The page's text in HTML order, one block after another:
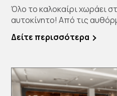
Όλο το καλοκαίρι χωράει
αυτοκίνητο! Από τις
Δείτε περισσότερα